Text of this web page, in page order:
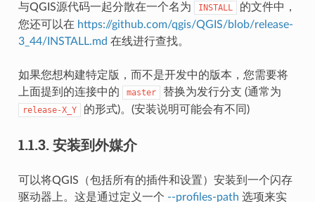
与QGIS源代码一起分散在一个名为
INSTALL
的文件中，
您还可以在 https://github.com/qgis/QGIS/blob/release-
3_44/INSTALL.md 在线进行查找。
如果您想构建特定版，而不是开发中的版本，您需要将
上面提到的连接中的
master 替换为发行分支 (通常为
release-X_Y 的形式)。(安装说明可能会有不同)
1.1.3. 安装到外媒介
可以将QGIS（包括所有的插件和设置）安装到一个闪存
驱动器上。这是通过定义一个 --profiles-path 选项来实